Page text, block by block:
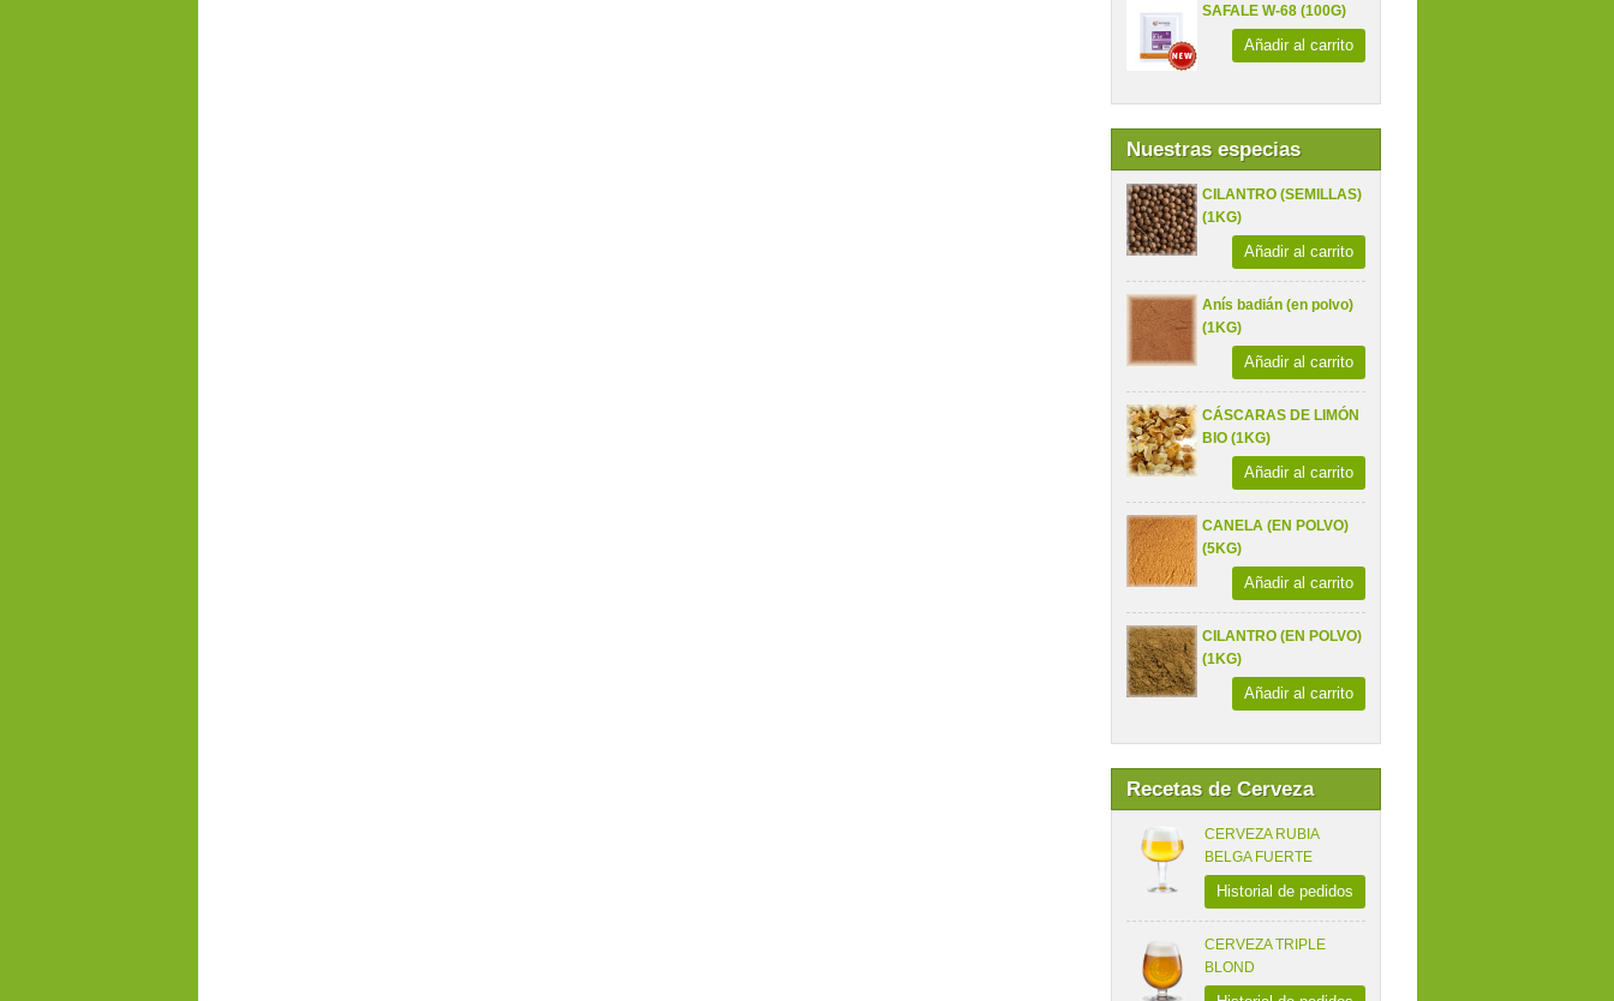
SAFALE W-68 (100G)
Añadir al carrito
Nuestras especias
CILANTRO (SEMILLAS)
(1KG)
Añadir al carrito
Anís badián (en polvo)
(1KG)
Añadir al carrito
CÁSCARAS DE LIMÓN
BIO (1KG)
Añadir al carrito
CANELA (EN POLVO)
(5KG)
Añadir al carrito
CILANTRO (EN POLVO)
(1KG)
Añadir al carrito
Recetas de Cerveza
CERVEZA RUBIA
BELGA FUERTE
Historial de pedidos
CERVEZA TRIPLE
BLOND